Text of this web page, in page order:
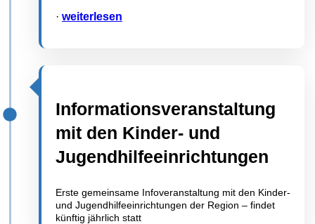
· weiterlesen
Informationsveranstaltung
mit den Kinder- und
Jugendhilfeeinrichtungen
Erste gemeinsame Infoveranstaltung mit den Kinder-
und Jugendhilfeeinrichtungen der Region – findet
künftig jährlich statt